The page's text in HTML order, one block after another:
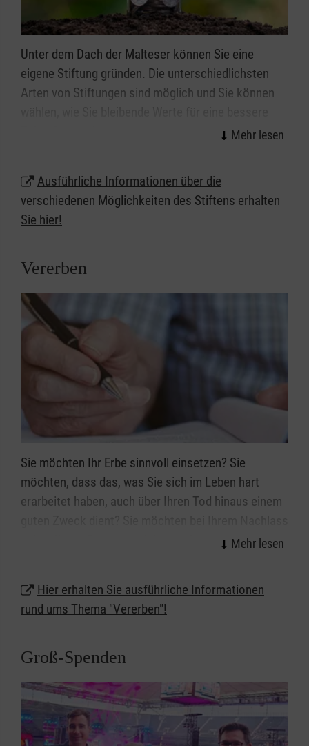
Unter dem Dach der Malteser können Sie eine
eigene Stiftung gründen. Die unterschiedlichsten
Arten von Stiftungen sind möglich und Sie können
Ausführliche Informationen über die
verschiedenen Möglichkeiten des Stiftens erhalten
Sie hier!
Vererben
Sie möchten Ihr Erbe sinnvoll einsetzen? Sie
möchten, dass das, was Sie sich im Leben hart
erarbeitet haben, auch über Ihren Tod hinaus einem
neben Ihrem Partner und den nächsten Verwandten
bedenken? Dann denken Sie daran, Ihren letzten
Willen zu regeln.
Hier erhalten Sie ausführliche Informationen
rund ums Thema "Vererben"!
Groß-Spenden